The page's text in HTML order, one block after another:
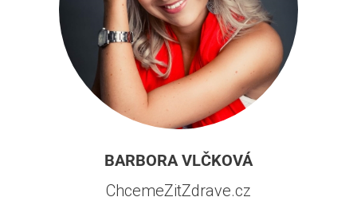
BARBORA VLČKOVÁ
ChcemeZitZdrave.cz